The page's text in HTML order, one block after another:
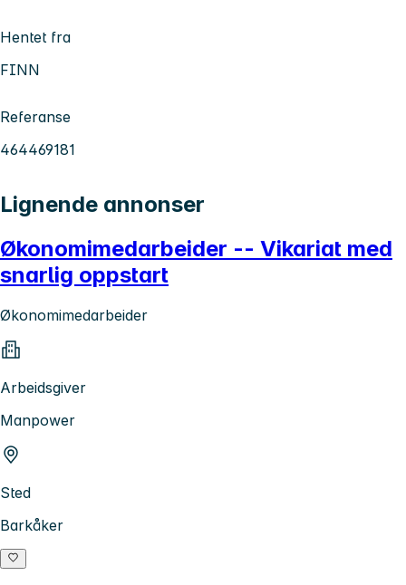
Hentet fra
FINN
Referanse
464469181
Lignende annonser
Økonomimedarbeider -- Vikariat med
snarlig oppstart
Økonomimedarbeider
Arbeidsgiver
Manpower
Sted
Barkåker